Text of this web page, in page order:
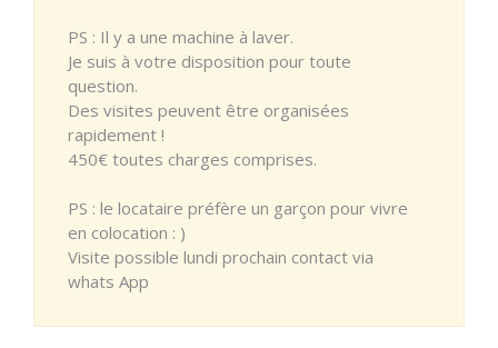
PS : Il y a une machine à laver.
Je suis à votre disposition pour toute
question.
Des visites peuvent être organisées
rapidement !
450€ toutes charges comprises.
PS : le locataire préfère un garçon pour vivre
en colocation : )
Visite possible lundi prochain contact via
whats App